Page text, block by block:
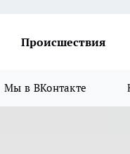
Происшествия
Мы в ВКонтакте